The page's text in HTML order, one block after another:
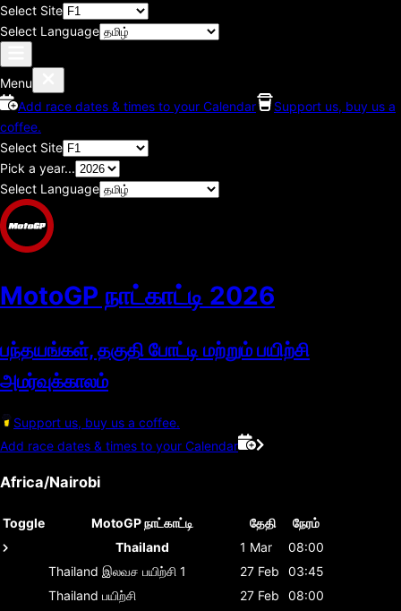
Select Site
Select Language
Menu
Add race dates & times to your Calendar
Support us, buy us a
coffee.
Select Site
Pick a year...
Select Language
MotoGP நாட்காட்டி 2026
பந்தயங்கள், தகுதி போட்டி மற்றும் பயிற்சி
அமர்வுக்காலம்
Support us, buy us a coffee.
Add race dates & times to your Calendar
Africa/Nairobi
Toggle MotoGP நாட்காட்டி தேதி
நேரம்
Thailand
1 Mar
08:00
Thailand இலவச பயிற்சி 1 27 Feb
03:45
Thailand பயிற்சி 27 Feb
08:00